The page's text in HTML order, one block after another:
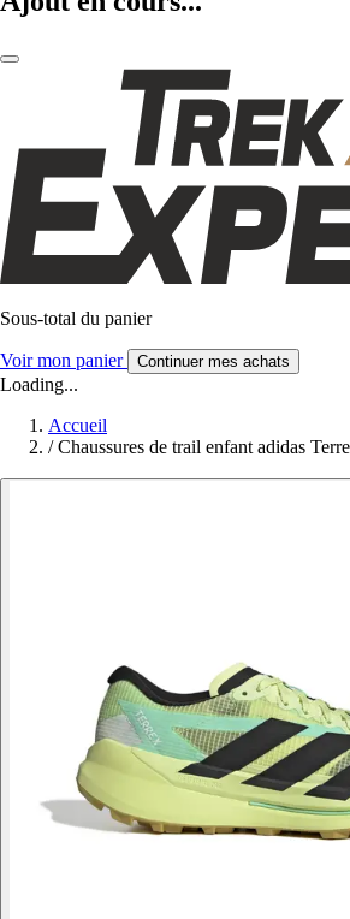
Sous-total du panier
Voir mon panier Continuer mes achats
Loading...
Accueil
/ Chaussures de trail enfant adidas